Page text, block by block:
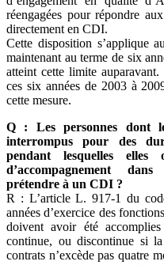
réengagées pour répondre
directement en CDI.
Cette disposition s’applique
maintenant au terme de six
atteint cette limite
ces six années de 2003 à
cette mesure.
Q : Les personnes dont
interrompus pour des
pendant lesquelles
d’accompagnement
prétendre à un CDI ?
R : L’article L. 917-1 du
années d’exercice des
doivent avoir été
continue, ou discontinue si
contrats n’excède pas quatre